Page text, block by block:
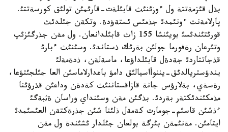
بذل قئزمةتتة ول ءوزئنئث قابئلةت-قارئمئن تولئق كورسةتتئ.
پارلامةنت ءونئمدئ جذمئس ئستةؤدة. وتكةن جئلدئث
قورئتئندئسئ بويئنشا 155 زاث قابئلدانعان. ول مةن جذرگئزئپ
وتئرعان رةفورما جولئن بةرئك ذستاندئ. وسئنئث ءبارئ
قذجاتتاردئ جةدةل قابئلداؤعا، ماسةلةن، ذدةمةلئ
يندؤستريالدئق-يننوأاسيالئق دامؤ باعدارلاماسئن العا جئلجئتؤعا،
رةسةي، بةلارؤس جانة قازاقستاننئث كةدةن وداعئن قذرؤئنا
مذمكئندئكتةر بةردئ. بذگئن مةن وسئنداي وراسان ةثبةگئ
ءذشئن قاسئم-جومارت كةمةل ذلئنا شئن جذرةكتةن العئسئمدئ
ايتامئن. مةنئمةن بئرگة بولعان جئلدار ئشئندة ول مةن